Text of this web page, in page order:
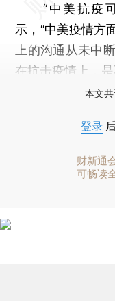
“中美抗疫可
示，“中美疫情方
上的沟通从未中
在抗击疫情上，
本文
登录
财新通
可畅读